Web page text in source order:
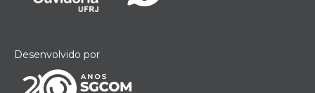
Desenvolvido por